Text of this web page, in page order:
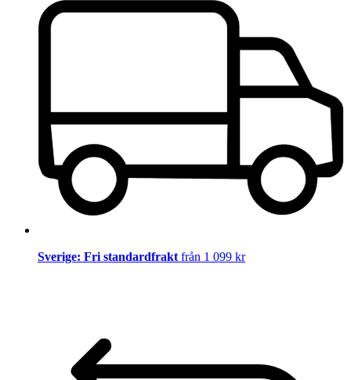
Sverige: Fri standardfrakt från 1 099 kr